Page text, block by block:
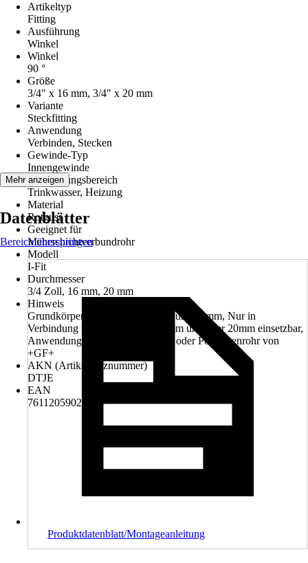
Artikeltyp
Fitting
Ausführung
Winkel
Winkel
90 °
Größe
3/4" x 16 mm, 3/4" x 20 mm
Variante
Steckfitting
Anwendung
Verbinden, Stecken
Gewinde-Typ
Innengewinde
Anwendungsbereich
Trinkwasser, Heizung
Material
Rotguss
Geeignet für
Mehrschichtverbundrohr
Modell
I-Fit
Durchmesser
3/4 Zoll, 16 mm, 20 mm
Hinweis
Grundkörper für Durchmesser 16 und 20mm, Nur in
Verbindung mit dem Adapter 16mm und/oder 20mm einsetzbar,
Anwendung nur mit Verbundrohr oder Polybutenrohr von
+GF+
AKN (Artikelkurznummer)
DTJE
EAN
7611205902896
Mehr anzeigen
Datenblätter
Bereich überspringen
Produktdatenblatt/Montageanleitung